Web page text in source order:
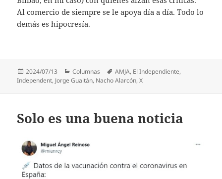
Al comercio de siempre se le apoya día a día. Todo lo
demás es hipocresía.
Publicado
el
2024/07/13 Categorías
Columnas Etiquetas
AMJA, El Independiente,
Independent, Jorge Guaitán, Nacho Alarcón,X
Solo es una buena noticia